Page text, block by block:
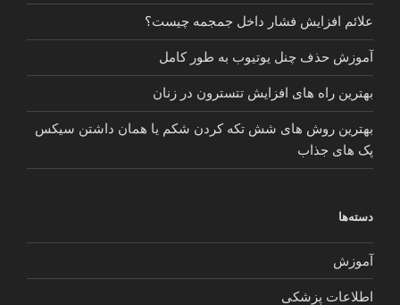
علائم افزایش فشار داخل جمجمه چیست؟
آموزش حذف چنل یوتیوب به طور کامل
بهترین راه های افزایش تتسترون در زنان
بهترین روش های شش تکه کردن شکم یا همان داشتن سیکس
پک های جذاب
دسته‌ها
آموزش
اطلاعات پزشکی